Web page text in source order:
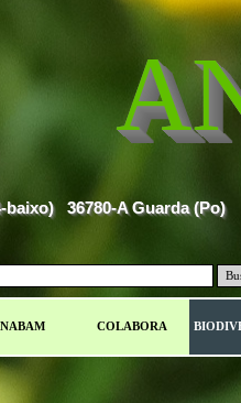
COLABORA
36780-A Guarda (Po)